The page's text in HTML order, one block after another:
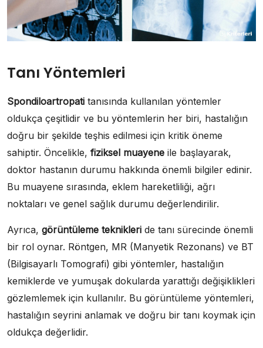
Tanı Yöntemleri
Spondiloartropati tanısında kullanılan yöntemler
oldukça çeşitlidir ve bu yöntemlerin her biri, hastalığın
doğru bir şekilde teşhis edilmesi için kritik öneme
sahiptir. Öncelikle, fiziksel muayene ile başlayarak,
doktor hastanın durumu hakkında önemli bilgiler edinir.
Bu muayene sırasında, eklem hareketliliği, ağrı
noktaları ve genel sağlık durumu değerlendirilir.
Ayrıca, görüntüleme teknikleri de tanı sürecinde önemli
bir rol oynar. Röntgen, MR (Manyetik Rezonans) ve BT
(Bilgisayarlı Tomografi) gibi yöntemler, hastalığın
kemiklerde ve yumuşak dokularda yarattığı değişiklikleri
gözlemlemek için kullanılır. Bu görüntüleme yöntemleri,
hastalığın seyrini anlamak ve doğru bir tanı koymak için
oldukça değerlidir.